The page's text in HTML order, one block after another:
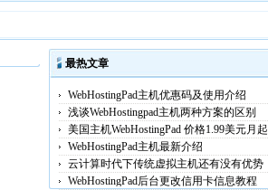
最热文章
WebHostingPad主机优惠码及使用介绍
浅谈WebHostingpad主机两种方案的区别
美国主机WebHostingPad 价格1.99美元月起
WebHostingPad主机最新介绍
云计算时代下传统虚拟主机还有没有优势
WebHostingPad后台更改信用卡信息教程